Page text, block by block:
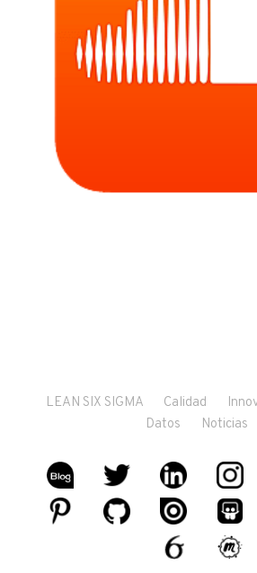
LEAN SIX SIGMA Calidad
Datos
Noticias